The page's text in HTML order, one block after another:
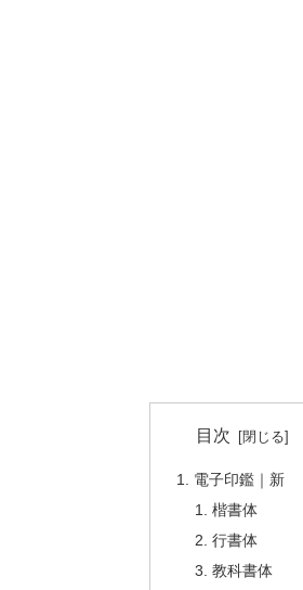
目次
電子印鑑｜新
楷書体
行書体
教科書体